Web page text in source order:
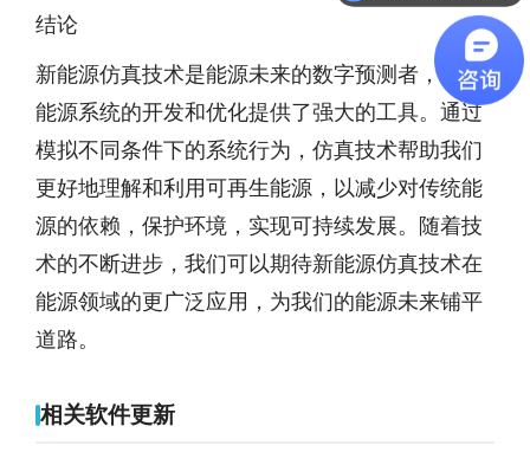
结论
新能源仿真技术是能源未来的数字预测者，为新
能源系统的开发和优化提供了强大的工具。通过
模拟不同条件下的系统行为，仿真技术帮助我们
更好地理解和利用可再生能源，以减少对传统能
源的依赖，保护环境，实现可持续发展。随着技
术的不断进步，我们可以期待新能源仿真技术在
能源领域的更广泛应用，为我们的能源未来铺平
道路。
相关软件更新